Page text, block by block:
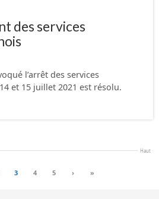
des services
l’arrêt des services
et 15 juillet 2021 est résolu.
Haut
3 4 5 › »